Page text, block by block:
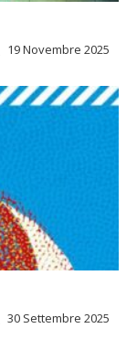
19 Novembre 2025
30 Settembre 2025